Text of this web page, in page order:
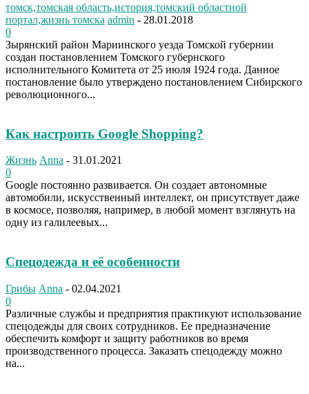
томск,томская область,история,томский областной
портал,жизнь томска admin - 28.01.2018
0
Зырянский район Мариинского уезда Томской губернии
создан постановлением Томского губернского
исполнительного Комитета от 25 июля 1924 года. Данное
постановление было утверждено постановлением Сибирского
революционного...
Как настроить Google Shopping?
Жизнь Anna - 31.01.2021
0
Google постоянно развивается. Он создает автономные
автомобили, искусственный интеллект, он присутствует даже
в космосе, позволяя, например, в любой момент взглянуть на
одну из галилеевых...
Спецодежда и её особенности
Грибы Anna - 02.04.2021
0
Различные службы и предприятия практикуют использование
спецодежды для своих сотрудников. Ее предназначение
обеспечить комфорт и защиту работников во время
производственного процесса. Заказать спецодежду можно
на...